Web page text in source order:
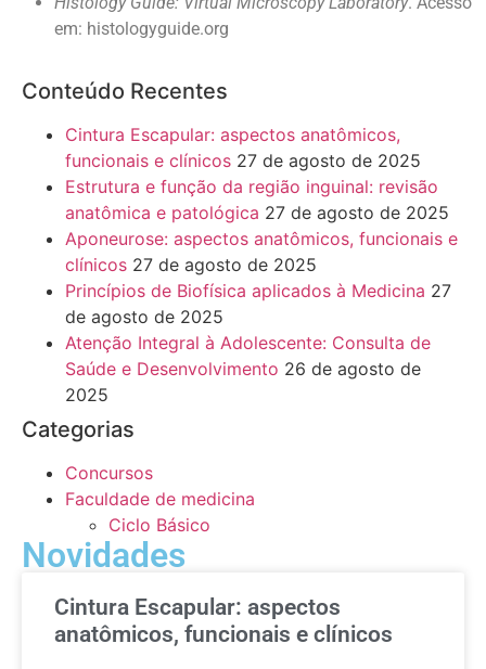
em: histologyguide.org
Conteúdo Recentes
Cintura Escapular: aspectos anatômicos,
funcionais e clínicos 27 de agosto de 2025
Estrutura e função da região inguinal: revisão
anatômica e patológica 27 de agosto de 2025
Aponeurose: aspectos anatômicos, funcionais e
clínicos 27 de agosto de 2025
Princípios de Biofísica aplicados à Medicina 27
de agosto de 2025
Atenção Integral à Adolescente: Consulta de
Saúde e Desenvolvimento 26 de agosto de
2025
Categorias
Concursos
Faculdade de medicina
Ciclo Básico
Novidades
Cintura Escapular: aspectos
anatômicos, funcionais e clínicos